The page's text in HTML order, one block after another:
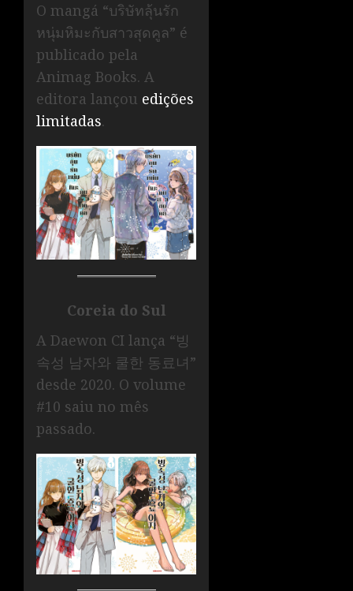
O mangá “บริษัทลุ้นรัก
หนุ่มหิมะกับสาวสุดคูล” é
publicado pela
Animag Books. A
editora lançou edições
limitadas.
Coreia do Sul
A Daewon CI lança “빙
속성 남자와 쿨한 동료녀”
desde 2020. O volume
#10 saiu no mês
passado.